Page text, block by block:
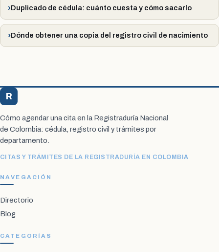
Duplicado de cédula: cuánto cuesta y cómo sacarlo
Dónde obtener una copia del registro civil de nacimiento
R
Cómo agendar una cita en la Registraduría Nacional
de Colombia: cédula, registro civil y trámites por
departamento.
CITAS Y TRÁMITES DE LA REGISTRADURÍA EN COLOMBIA
NAVEGACIÓN
Directorio
Blog
CATEGORÍAS